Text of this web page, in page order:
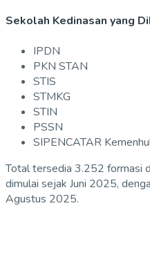
Sekolah Kedinasan yang
IPDN
PKN STAN
STIS
STMKG
STIN
PSSN
SIPENCATAR
Total tersedia 3.252 formasi
dimulai sejak Juni 2025,
Agustus 2025.